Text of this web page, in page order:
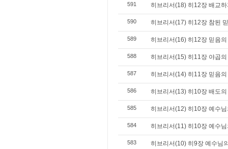
591 히브리서(18) 히12장 배교
590 히브리서(17) 히12장 참된
589 히브리서(16) 히12장 믿음
588 히브리서(15) 히11장 야곱
587 히브리서(14) 히11장 믿음
586 히브리서(13) 히10장 배도
585 히브리서(12) 히10장 예수
584 히브리서(11) 히10장 예수
583 히브리서(10) 히9장 예수님